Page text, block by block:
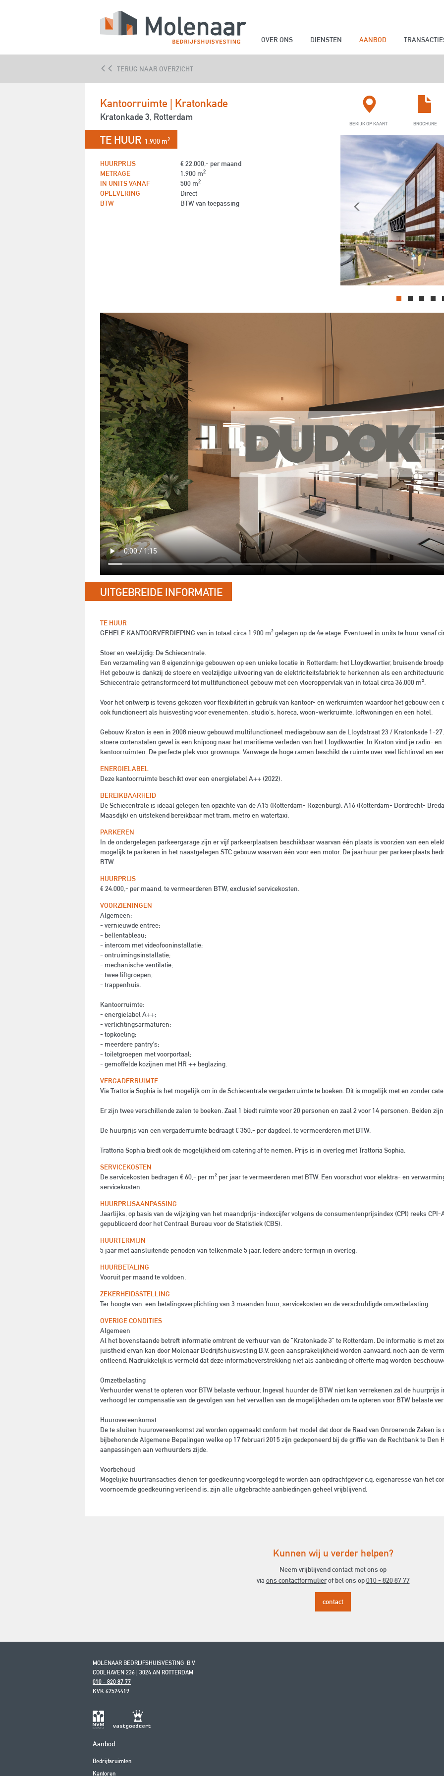
OVER ONS DIENSTEN AANBOD
TERUG NAAR OVERZICHT
Kantoorruimte | Kratonkade
Kratonkade 3, Rotterdam
TE HUUR 1.900 m2
HUURPRIJS
€ 22.000,- per maand
METRAGE
1.900 m2
IN UNITS VANAF 500 m2
OPLEVERING
Direct
BTW
BTW van toepassing
BROCHURE
BEKIJK OP KAART
Previous
UITGEBREIDE INFORMATIE
TE HUUR
GEHELE KANTOORVERDIEPING van in totaal circa 1.900 m² gelegen op de 4e etage. Eventueel in units te huur vanaf
Stoer en veelzijdig: De Schiecentrale.
Een verzameling van 8 eigenzinnige gebouwen op een unieke locatie in Rotterdam: het Lloydkwartier, bruisende
Het gebouw is dankzij de stoere en veelzijdige uitvoering van de elektriciteitsfabriek te herkennen als een
Schiecentrale getransformeerd tot multifunctioneel gebouw met een vloeroppervlak van in totaal circa 36.000 m².
Voor het ontwerp is tevens gekozen voor flexibiliteit in gebruik van kantoor- en werkruimten waardoor het gebouw
ook functioneert als huisvesting voor evenementen, studio's, horeca, woon-werkruimte, loftwoningen en een hotel.
Gebouw Kraton is een in 2008 nieuw gebouwd multifunctioneel mediagebouw aan de Lloydstraat 23 / Kratonkade 1-
stoere cortenstalen gevel is een knipoog naar het maritieme verleden van het Lloydkwartier. In Kraton vind je radio-
kantoorruimten. De perfecte plek voor grownups. Vanwege de hoge ramen beschikt de ruimte over veel lichtinval en
ENERGIELABEL
Deze kantoorruimte beschikt over een energielabel A++ (2022).
BEREIKBAARHEID
De Schiecentrale is ideaal gelegen ten opzichte van de A15 (Rotterdam- Rozenburg), A16 (Rotterdam- Dordrecht-
Maasdijk) en uitstekend bereikbaar met tram, metro en watertaxi.
PARKEREN
In de ondergelegen parkeergarage zijn er vijf parkeerplaatsen beschikbaar waarvan één plaats is voorzien van een
mogelijk te parkeren in het naastgelegen STC gebouw waarvan één voor een motor. De jaarhuur per parkeerplaats
BTW.
HUURPRIJS
€ 24.000,- per maand, te vermeerderen BTW, exclusief servicekosten.
VOORZIENINGEN
Algemeen:
- vernieuwde entree;
- bellentableau;
- intercom met videofooninstallatie;
- ontruimingsinstallatie;
- mechanische ventilatie;
- twee liftgroepen;
- trappenhuis.
Kantoorruimte:
- energielabel A++;
- verlichtingsarmaturen;
- topkoeling;
- meerdere pantry's;
- toiletgroepen met voorportaal;
- gemoffelde kozijnen met HR ++ beglazing.
VERGADERRUIMTE
Via Trattoria Sophia is het mogelijk om in de Schiecentrale vergaderruimte te boeken. Dit is mogelijk met en zonder
Er zijn twee verschillende zalen te boeken. Zaal 1 biedt ruimte voor 20 personen en zaal 2 voor 14 personen. Beiden
De huurprijs van een vergaderruimte bedraagt € 350,- per dagdeel, te vermeerderen met BTW.
Trattoria Sophia biedt ook de mogelijkheid om catering af te nemen. Prijs is in overleg met Trattoria Sophia.
SERVICEKOSTEN
De servicekosten bedragen € 60,- per m² per jaar te vermeerderen met BTW. Een voorschot voor elektra- en
servicekosten.
HUURPRIJSAANPASSING
Jaarlijks, op basis van de wijziging van het maandprijs-indexcijfer volgens de consumentenprijsindex (CPI) reeks CPI-
gepubliceerd door het Centraal Bureau voor de Statistiek (CBS).
HUURTERMIJN
5 jaar met aansluitende perioden van telkenmale 5 jaar. Iedere andere termijn in overleg.
HUURBETALING
Vooruit per maand te voldoen.
ZEKERHEIDSSTELLING
Ter hoogte van: een betalingsverplichting van 3 maanden huur, servicekosten en de verschuldigde omzetbelasting.
OVERIGE CONDITIES
Algemeen
Al het bovenstaande betreft informatie omtrent de verhuur van de "Kratonkade 3" te Rotterdam. De informatie is met
juistheid ervan kan door Molenaar Bedrijfshuisvesting B.V. geen aansprakelijkheid worden aanvaard, noch aan de
ontleend. Nadrukkelijk is vermeld dat deze informatieverstrekking niet als aanbieding of offerte mag worden
Omzetbelasting
Verhuurder wenst te opteren voor BTW belaste verhuur. Ingeval huurder de BTW niet kan verrekenen zal de huurprijs
verhoogd ter compensatie van de gevolgen van het vervallen van de mogelijkheden om te opteren voor BTW belaste
Huurovereenkomst
De te sluiten huurovereenkomst zal worden opgemaakt conform het model dat door de Raad van Onroerende Zaken
bijbehorende Algemene Bepalingen welke op 17 februari 2015 zijn gedeponeerd bij de griffie van de Rechtbank te
aanpassingen aan verhuurders zijde.
Voorbehoud
Mogelijke huurtransacties dienen ter goedkeuring voorgelegd te worden aan opdrachtgever c.q. eigenaresse van het
voornoemde goedkeuring verleend is, zijn alle uitgebrachte aanbiedingen geheel vrijblijvend.
Kunnen wij u verder helpen?
Neem vrijblijvend contact met ons op
via ons contactformulierof bel ons op010 - 820 87 77
contact
MOLENAAR BEDRIJFSHUISVESTING B.V.
COOLHAVEN 236 | 3024 AN ROTTERDAM
010 - 820 87 77
KVK 67524419
Aanbod
Bedrijfsruimten
Kantoren